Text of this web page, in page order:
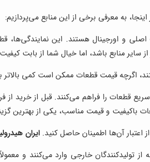
به معرفی برخی از این منابع می‌پردازیم:
و اورجینال هستند. این نمایندگی‌ها،
منابع باشد، اما خیال شما از بابت
اگرچه قیمت قطعات ممکن است کمی بالاتر
قطعات را فراهم می‌کنند. قبل از خرید از
باکیفیت و قیمت مناسب، یکی از بهترین
اعتبار آن‌ها اطمینان حاصل کنید. ایران
تولیدکنندگان خارجی وارد می‌کنند و